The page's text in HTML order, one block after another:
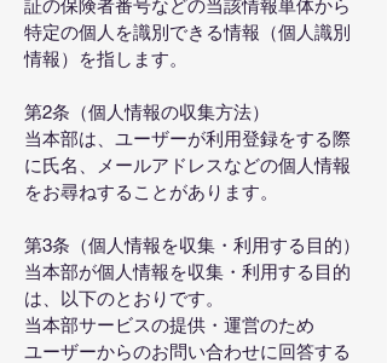
証の保険者番号などの当該情報単体から
特定の個人を識別できる情報（個人識別
情報）を指します。
第2条（個人情報の収集方法）
当本部は、ユーザーが利用登録をする際
に氏名、メールアドレスなどの個人情報
をお尋ねすることがあります。
第3条（個人情報を収集・利用する目的）
当本部が個人情報を収集・利用する目的
は、以下のとおりです。
当本部サービスの提供・運営のため
ユーザーからのお問い合わせに回答する